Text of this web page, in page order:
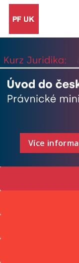
Více